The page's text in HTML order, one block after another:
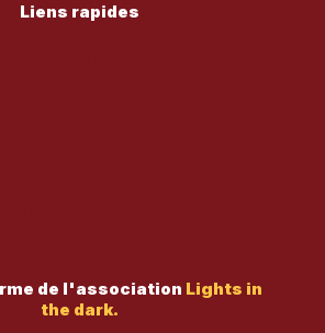
Liens rapides
de l'association Lights in
the dark.